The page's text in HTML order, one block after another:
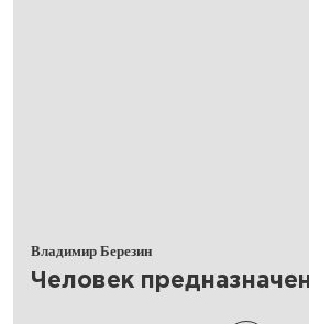
Владимир Березин
​Человек